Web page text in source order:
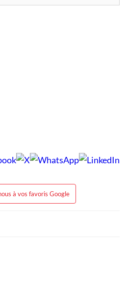
à vos favoris Google